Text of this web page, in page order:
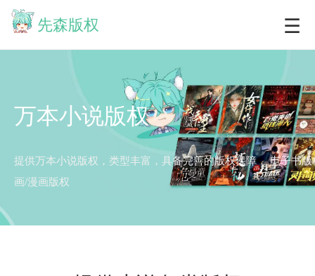
先森版权 ☰
万本小说版权
提供万本小说版权，类型丰富，具备完善的版权保障，电子书版
画/漫画版权